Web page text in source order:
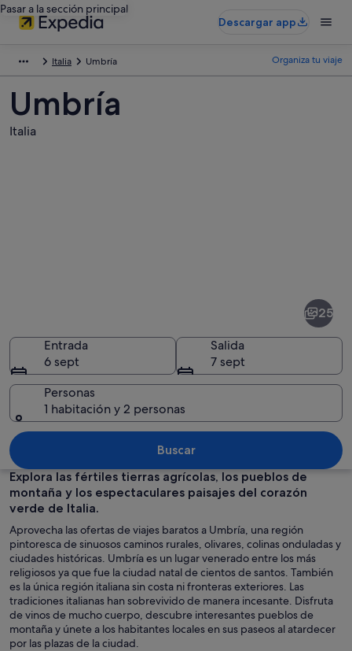
Pasar a la sección principal
Descargar app
Italia Umbría Organiza tu viaje
Umbría
Italia
Un pueblo histórico con edificios
25
Entrada
6 sept
Salida
7 sept
Personas
1 habitación y 2 personas
Buscar
Explora las fértiles tierras agrícolas, los pueblos de
montaña y los espectaculares paisajes del corazón
verde de Italia.
Aprovecha las ofertas de viajes baratos a Umbría, una región
pintoresca de sinuosos caminos rurales, olivares, colinas onduladas y
ciudades históricas. Umbría es un lugar venerado entre los más
religiosos ya que fue la ciudad natal de cientos de santos. También
es la única región italiana sin costa ni fronteras exteriores. Las
tradiciones italianas han sobrevivido de manera incesante. Disfruta
de vinos de mucho cuerpo, descubre interesantes pueblos de
montaña y únete a los habitantes locales en sus paseos al atardecer
por las plazas de la ciudad.